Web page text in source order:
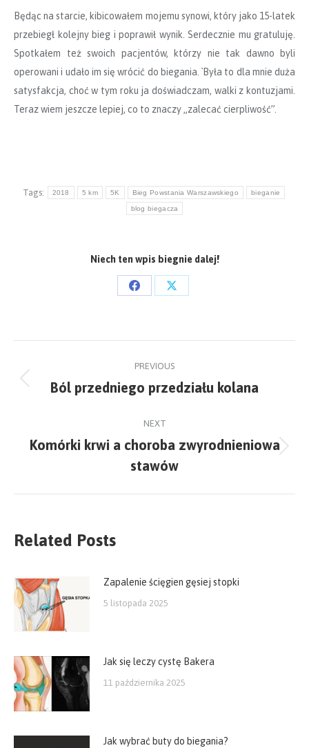
Będąc na starcie, kibicowałem mojemu synowi, który jako 15-latek
przebiegł kolejny bieg i poprawił wynik. Serdecznie mu gratuluję.
Spotkałem też swoich pacjentów, którzy nie tak dawno byli
operowani i udało im się wrócić do biegania. `Była to dla mnie duża
satysfakcja, choć w tym roku ja doświadczam, walki z kontuzjami.
Teraz wiem jeszcze lepiej, co to znaczy „zalecać cierpliwość”.
Tags: 2018 5 km 5K Bieg Powstania Warszawskiego bieganie
blog biegacza
Niech ten wpis biegnie dalej!
Share
Share
navigation
PREVIOUS
Previous
Ból przedniego przedziału kolana
NEXT
post:
Komórki krwi a choroba zwyrodnieniowa
stawów
Related Posts
Zapalenie ścięgien gęsiej stopki
5 listopada 2025
Jak się leczy cystę Bakera
11 października 2025
Jak wybrać buty do biegania?